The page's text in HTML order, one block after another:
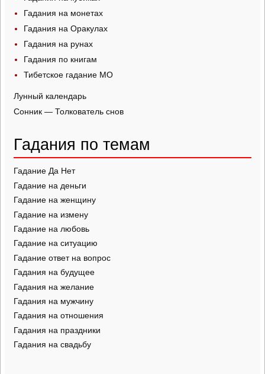
Гадания на монетах
Гадания на Оракулах
Гадания на рунах
Гадания по книгам
Тибетское гадание МО
Лунный календарь
Сонник — Толкователь снов
Гадания по темам
Гадание Да Нет
Гадание на деньги
Гадание на женщину
Гадание на измену
Гадание на любовь
Гадание на ситуацию
Гадание ответ на вопрос
Гадания на будущее
Гадания на желание
Гадания на мужчину
Гадания на отношения
Гадания на праздники
Гадания на свадьбу